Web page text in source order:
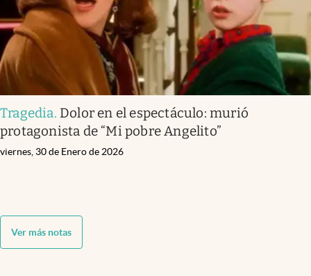
Tragedia. Dolor en el espectáculo: murió
protagonista de “Mi pobre Angelito”
viernes, 30 de Enero de 2026
Ver más notas